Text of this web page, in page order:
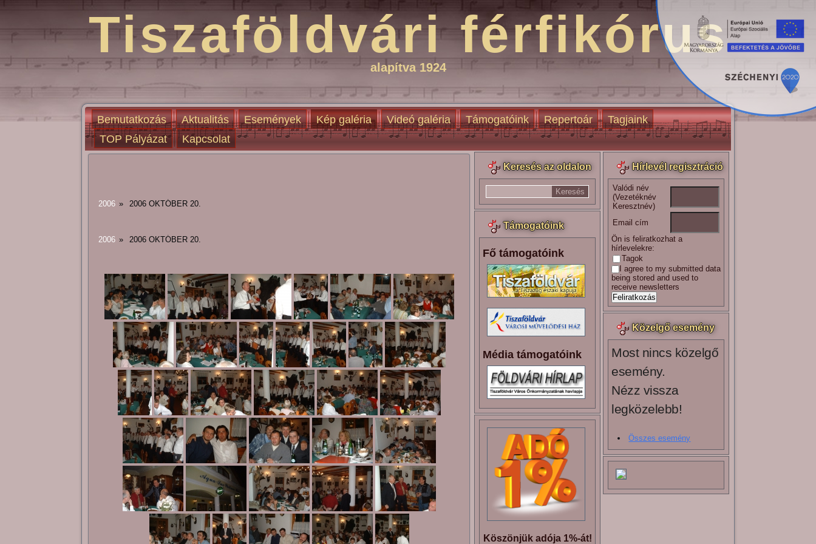
Tiszaföldvári férfikórus
alapítva 1924
Bemutatkozás Aktualitás Események Kép galéria Videó galéria Támogatóink Repertoár
Tagjaink
TOP Pályázat
Kapcsolat
2006 » 2006 OKTÓBER 20.
2006 » 2006 OKTÓBER 20.
Keresés az oldalon
Támogatóink
Fő támogatóink
Média támogatóink
Köszönjük adója 1%-át!
Hírlevél regisztráció
Valódi név
(Vezetéknév
Keresztnév)
Email cím
Ön is feliratkozhat a
hírlevelekre:
Tagok
I agree to my submitted data
being stored and used to
receive newsletters
Közelgő esemény
Most nincs közelgő
esemény.
Nézz vissza
legközelebb!
Összes esemény